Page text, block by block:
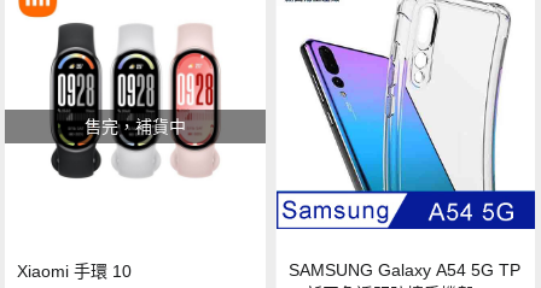
售完，補貨中
Xiaomi 手環 10
SAMSUNG Galaxy A54 5G TP